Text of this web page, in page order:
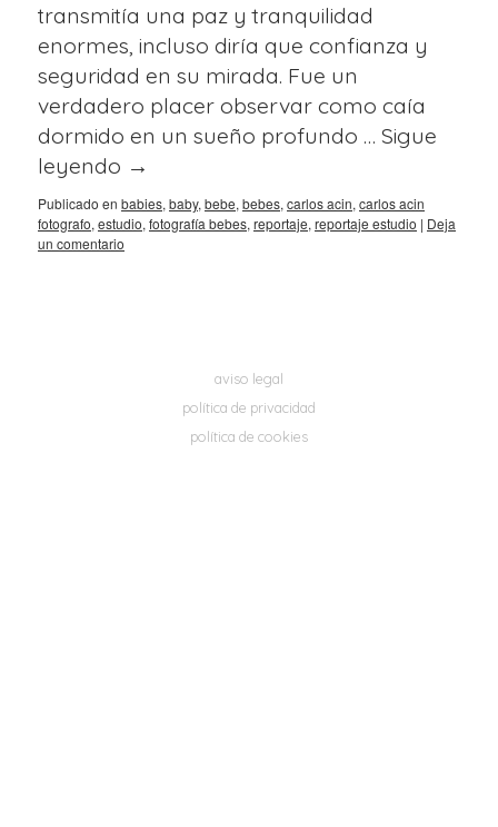
transmitía una paz y tranquilidad
enormes, incluso diría que confianza y
seguridad en su mirada. Fue un
verdadero placer observar como caía
dormido en un sueño profundo … Sigue
leyendo →
Publicado en babies, baby, bebe, bebes, carlos acin, carlos acin
fotografo, estudio, fotografía bebes, reportaje, reportaje estudio | Deja
un comentario
aviso legal
política de privacidad
política de cookies